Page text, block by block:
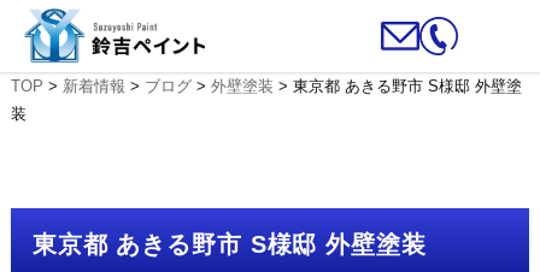
TOP > 新着情報 > ブログ> 外壁塗装 > 東京都 あきる野市 S様邸 外壁塗
装
東京都 あきる野市 S様邸 外壁塗装